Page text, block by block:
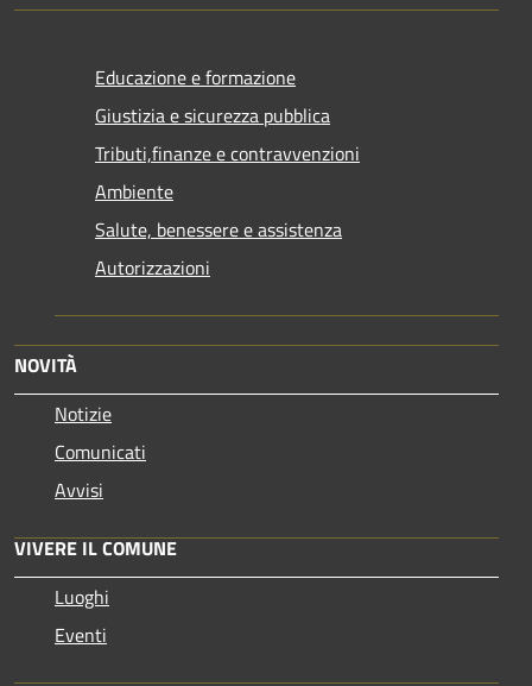
Educazione e formazione
Giustizia e sicurezza pubblica
Tributi,finanze e contravvenzioni
Ambiente
Salute, benessere e assistenza
Autorizzazioni
NOVITÀ
Notizie
Comunicati
Avvisi
VIVERE IL COMUNE
Luoghi
Eventi